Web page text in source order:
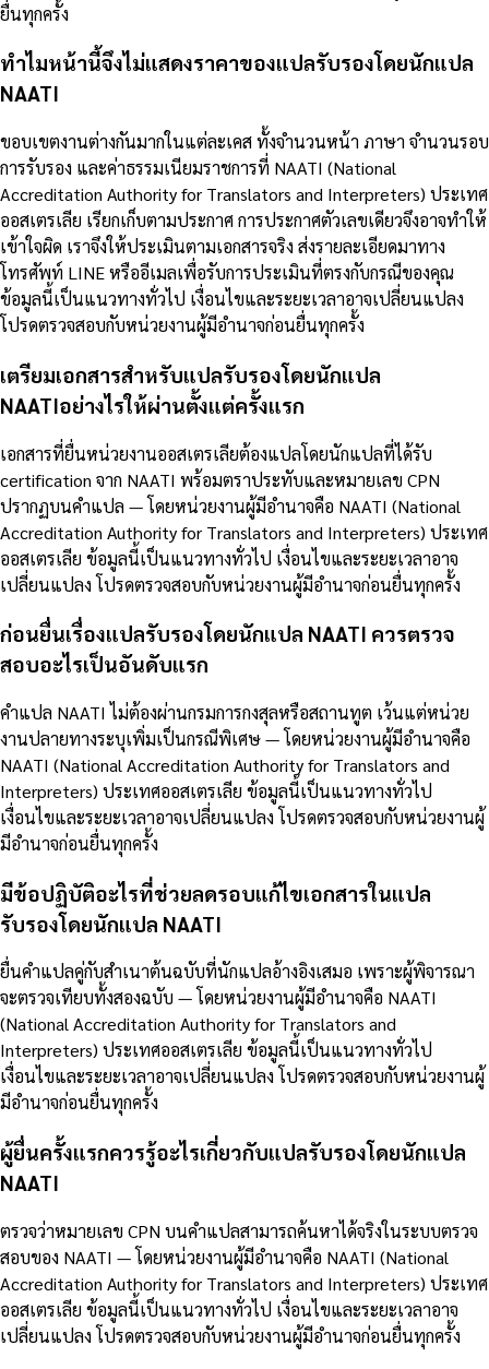
ยื่นทุกครั้ง
ทำไมหน้านี้จึงไม่แสดงราคาของแปลรับรองโดยนักแปล
NAATI
ขอบเขตงานต่างกันมากในแต่ละเคส ทั้งจำนวนหน้า ภาษา จำนวนรอบ
การรับรอง และค่าธรรมเนียมราชการที่ NAATI (National
Accreditation Authority for Translators and Interpreters) ประเทศ
ออสเตรเลีย เรียกเก็บตามประกาศ การประกาศตัวเลขเดียวจึงอาจทำให้
เข้าใจผิด เราจึงให้ประเมินตามเอกสารจริง ส่งรายละเอียดมาทาง
โทรศัพท์ LINE หรืออีเมลเพื่อรับการประเมินที่ตรงกับกรณีของคุณ
ข้อมูลนี้เป็นแนวทางทั่วไป เงื่อนไขและระยะเวลาอาจเปลี่ยนแปลง
โปรดตรวจสอบกับหน่วยงานผู้มีอำนาจก่อนยื่นทุกครั้ง
เตรียมเอกสารสำหรับแปลรับรองโดยนักแปล
NAATIอย่างไรให้ผ่านตั้งแต่ครั้งแรก
เอกสารที่ยื่นหน่วยงานออสเตรเลียต้องแปลโดยนักแปลที่ได้รับ
certification จาก NAATI พร้อมตราประทับและหมายเลข CPN
ปรากฏบนคำแปล — โดยหน่วยงานผู้มีอำนาจคือ NAATI (National
Accreditation Authority for Translators and Interpreters) ประเทศ
ออสเตรเลีย ข้อมูลนี้เป็นแนวทางทั่วไป เงื่อนไขและระยะเวลาอาจ
เปลี่ยนแปลง โปรดตรวจสอบกับหน่วยงานผู้มีอำนาจก่อนยื่นทุกครั้ง
ก่อนยื่นเรื่องแปลรับรองโดยนักแปล NAATI ควรตรวจ
สอบอะไรเป็นอันดับแรก
คำแปล NAATI ไม่ต้องผ่านกรมการกงสุลหรือสถานทูต เว้นแต่หน่วย
งานปลายทางระบุเพิ่มเป็นกรณีพิเศษ — โดยหน่วยงานผู้มีอำนาจคือ
NAATI (National Accreditation Authority for Translators and
Interpreters) ประเทศออสเตรเลีย ข้อมูลนี้เป็นแนวทางทั่วไป
เงื่อนไขและระยะเวลาอาจเปลี่ยนแปลง โปรดตรวจสอบกับหน่วยงานผู้
มีอำนาจก่อนยื่นทุกครั้ง
มีข้อปฏิบัติอะไรที่ช่วยลดรอบแก้ไขเอกสารในแปล
รับรองโดยนักแปล NAATI
ยื่นคำแปลคู่กับสำเนาต้นฉบับที่นักแปลอ้างอิงเสมอ เพราะผู้พิจารณา
จะตรวจเทียบทั้งสองฉบับ — โดยหน่วยงานผู้มีอำนาจคือ NAATI
(National Accreditation Authority for Translators and
Interpreters) ประเทศออสเตรเลีย ข้อมูลนี้เป็นแนวทางทั่วไป
เงื่อนไขและระยะเวลาอาจเปลี่ยนแปลง โปรดตรวจสอบกับหน่วยงานผู้
มีอำนาจก่อนยื่นทุกครั้ง
ผู้ยื่นครั้งแรกควรรู้อะไรเกี่ยวกับแปลรับรองโดยนักแปล
NAATI
ตรวจว่าหมายเลข CPN บนคำแปลสามารถค้นหาได้จริงในระบบตรวจ
สอบของ NAATI — โดยหน่วยงานผู้มีอำนาจคือ NAATI (National
Accreditation Authority for Translators and Interpreters) ประเทศ
ออสเตรเลีย ข้อมูลนี้เป็นแนวทางทั่วไป เงื่อนไขและระยะเวลาอาจ
เปลี่ยนแปลง โปรดตรวจสอบกับหน่วยงานผู้มีอำนาจก่อนยื่นทุกครั้ง